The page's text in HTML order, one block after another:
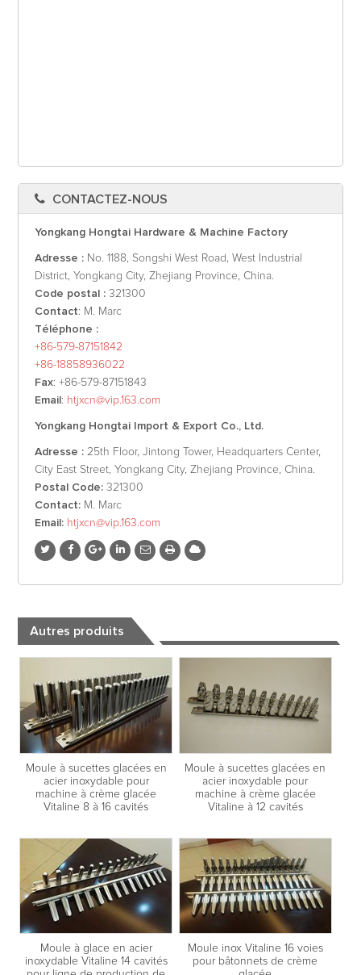
CONTACTEZ-NOUS
Yongkang Hongtai Hardware & Machine Factory
Adresse : No. 1188, Songshi West Road, West Industrial
District, Yongkang City, Zhejiang Province, China.
Code postal : 321300
Contact: M. Marc
Téléphone :
+86-579-87151842
+86-18858936022
Fax: +86-579-87151843
Email : htjxcn@vip.163.com
Yongkang Hongtai Import & Export Co., Ltd.
Adresse : 25th Floor, Jintong Tower, Headquarters Center,
City East Street, Yongkang City, Zhejiang Province, China.
Postal Code: 321300
Contact: M. Marc
Email: htjxcn@vip.163.com
Autres produits
Moule à sucettes glacées en
acier inoxydable pour
machine à crème glacée
Vitaline 8 à 16 cavités
Moule à sucettes glacées en
acier inoxydable pour
machine à crème glacée
Vitaline à 12 cavités
Moule à glace en acier
inoxydable Vitaline 14 cavités
Moule inox Vitaline 16 voies
pour bâtonnets de crème